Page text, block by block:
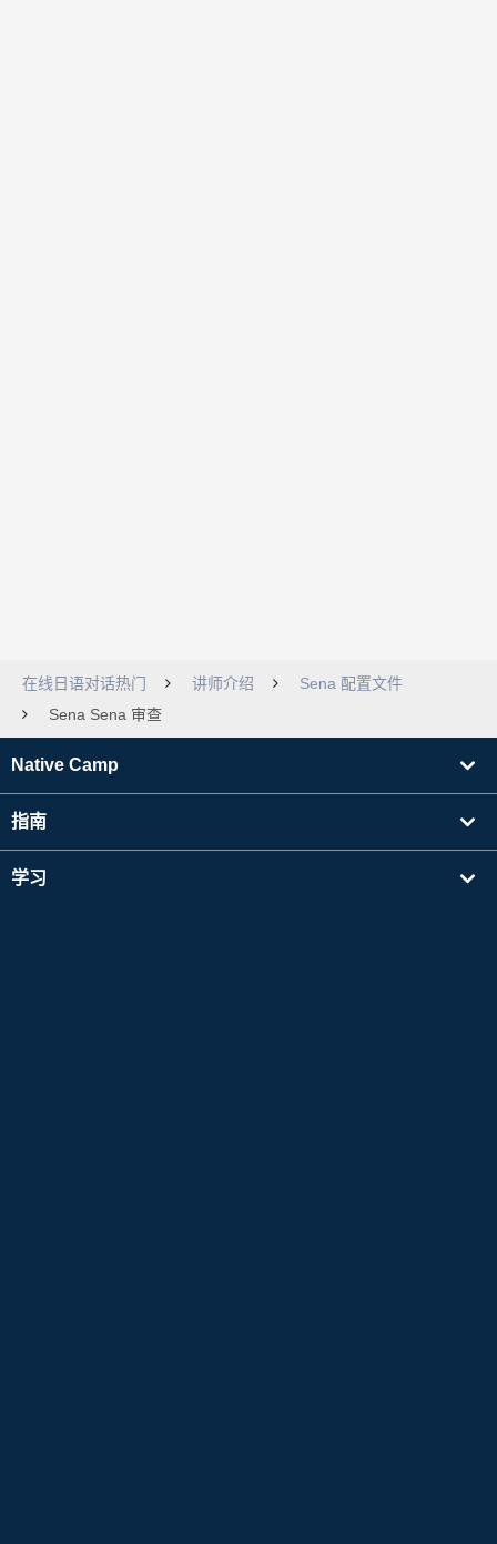
在线日语对话热门 讲师介绍
Sena 配置文件
Sena Sena 审查
Native Camp
指南
学习